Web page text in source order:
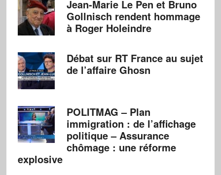
Jean-Marie Le Pen et Bruno
Gollnisch rendent hommage
à Roger Holeindre
Débat sur RT France au sujet
de l’affaire Ghosn
POLITMAG – Plan
immigration : de l’affichage
politique – Assurance
chômage : une réforme
explosive